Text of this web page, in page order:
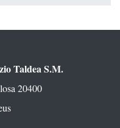
Taldea S.M.
20400